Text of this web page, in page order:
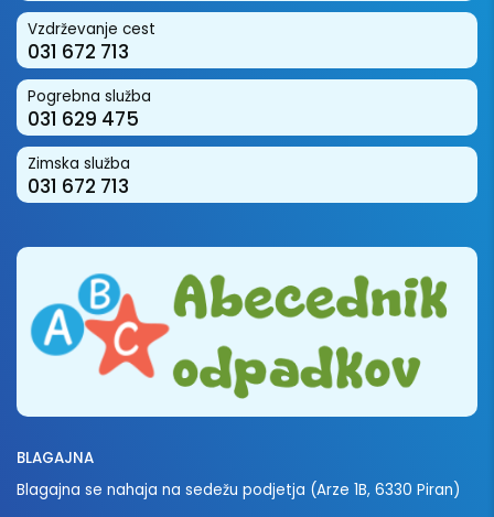
Vzdrževanje cest
031 672 713
Pogrebna služba
031 629 475
Zimska služba
031 672 713
BLAGAJNA
Blagajna se nahaja na sedežu podjetja (Arze 1B, 6330 Piran)